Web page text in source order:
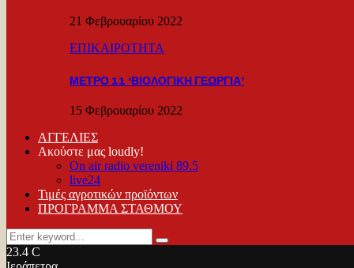
21 Φεβρουαρίου 2022
ΕΠΙΚΑΙΡΟΤΗΤΑ
ΜΕΤΡΟ 11 ‘ΒΙΟΛΟΓΙΚΗ ΓΕΩΡΓΙΑ’
15 Φεβρουαρίου 2022
ΑΓΓΕΛΙΕΣ
Ακούστε μας loudly!
On air radio vereniki 89.5
live24
Τιμές αγροτικών προϊόντων
ΠΡΟΓΡΑΜΜΑ ΣΤΑΘΜΟΥ
Search
for:
Search
23.4 C